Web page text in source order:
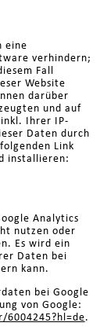
eine
verhindern;
Fall
Website
darüber
und auf
Ihrer IP-
Daten durch
Link
installieren:
Analytics
nutzen oder
Es wird ein
Daten bei
kann.
bei Google
von Google:
.